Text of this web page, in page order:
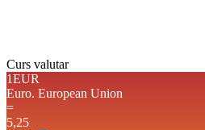
Curs valutar
1EUR
Euro. European Union
=
5,25